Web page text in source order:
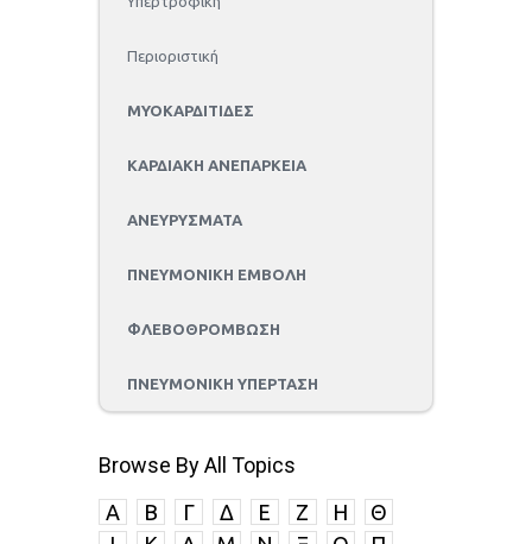
Περιοριστική
ΜΥΟΚΑΡΔΙΤΙΔΕΣ
ΚΑΡΔΙΑΚΗ ΑΝΕΠΑΡΚΕΙΑ
ΑΝΕΥΡΥΣΜΑΤΑ
ΠΝΕΥΜΟΝΙΚΗ ΕΜΒΟΛΗ
ΦΛΕΒΟΘΡΟΜΒΩΣΗ
ΠΝΕΥΜΟΝΙΚΗ ΥΠΕΡΤΑΣΗ
Browse By All Topics
A B Γ Δ E Ζ Η
Θ